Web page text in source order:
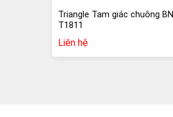
Triangle Tam giác chuông BN
T1811
Liên hệ